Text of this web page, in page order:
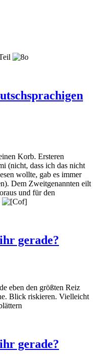
Korb. Ersteren
(nicht, dass ich das nicht
wollte, gab es immer
Dem Zweitgenannten eilt
und für den
gerade?
eben den größten Reiz
Blick riskieren. Vielleicht
gerade?